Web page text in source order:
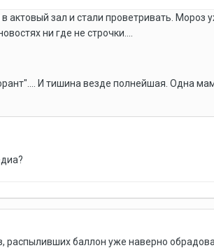
зал и стали проветривать. Мороз
ни где не строчки....
И тишина везде полнейшая. Одна
распыливших баллон уже наверно